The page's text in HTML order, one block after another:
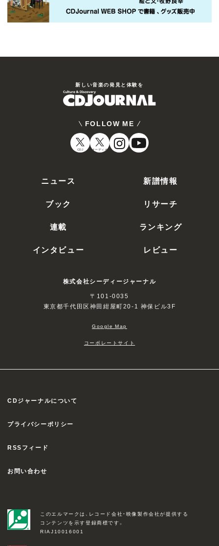
新しい⾳楽の発⾒と体験を
FOLLOW ME
CDJ オーディオ
ニュース
新譜情報
ブック
リサーチ
連載
ランキング
インタビュー
レビュー
株式会社シーディージャーナル
〒101-0035
東京都千代田区神田紺屋町20-1 神保ビル3F
Google Map
コーポレートサイト
CDジャーナルについて
プライバシーポリシー
RSSフィード
お問い合わせ
このエルマークは、レコード会社・映像製作会社が提供する
コンテンツを示す登録商標です。
RIAJ10016001